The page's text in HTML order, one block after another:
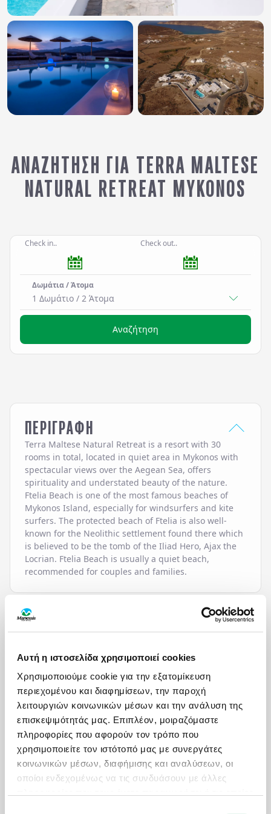
Αυτή η ιστοσελίδα χρησιμοποιεί cookies
Χρησιμοποιούμε cookie για την εξατομίκευση
περιεχομένου και διαφημίσεων, την παροχή
λειτουργιών κοινωνικών μέσων και την ανάλυση της
επισκεψιμότητάς μας. Επιπλέον, μοιραζόμαστε
πληροφορίες που αφορούν τον τρόπο που
χρησιμοποιείτε τον ιστότοπό μας με συνεργάτες
κοινωνικών μέσων, διαφήμισης και αναλύσεων, οι
οποίοι ενδεχομένως να τις συνδυάσουν με άλλες
ΑΝΑΖΉΤΗΣΗ ΓΙΑ TERRA MALTESE
NATURAL RETREAT MYKONOS
Check in.. Check out..
Δωμάτια / Άτομα
1 Δωμάτιο / 2 Άτομα
Αναζήτηση
ΠΕΡΙΓΡΑΦΗ
Terra Maltese Natural Retreat is a resort with 30
rooms in total, located in quiet area in Mykonos with
spectacular views over the Aegean Sea, offers
spirituality and understated beauty of the nature.
Ftelia Beach is one of the most famous beaches of
Mykonos Island, especially for windsurfers and kite
surfers. The protected beach of Ftelia is also well-
known for the Neolithic settlement found there which
is believed to be the tomb of the Iliad Hero, Ajax the
Locrian. Ftelia Beach is usually a quiet beach,
recommended for couples and families.
ΠΑΡΟΧΕΣ
HOTEL SERVICES
24-Hour Reception /
Front Desk
Airport / Port Transfer
Service
Baby Sitting (on
request)
Beauty Treatment (on
request)
Bell-Boy Service
Laundry & Ironing
Service
Lobby Lounge
Massage
Parking Area
Pets Allowed
Pool Snack Bar
Pool Sunbeds &
Umbrellas
ΧΑΡΤΗΣ
ΦΟΡΜΑ ΕΝΔΙΑΦΕΡΟΝΤΟΣ
Ενδιαφέρομαι για / Interested in*
Terra Maltese Natural Retreat Mykonos